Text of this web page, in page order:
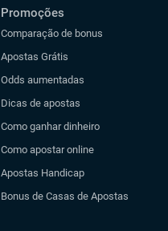
Promoções
Comparação de bonus
Apostas Grátis
Odds aumentadas
Dicas de apostas
Como ganhar dinheiro
Como apostar online
Apostas Handicap
Bonus de Casas de Apostas